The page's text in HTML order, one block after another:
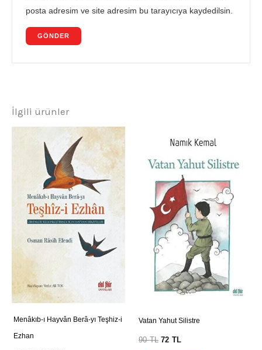
posta adresim ve site adresim bu tarayıcıya kaydedilsin.
İlgili ürünler
Menâkıb-ı Hayvân Berâ-yı Teşhiz-i
Ezhan
Vatan Yahut Silistre
90TL 72 TL